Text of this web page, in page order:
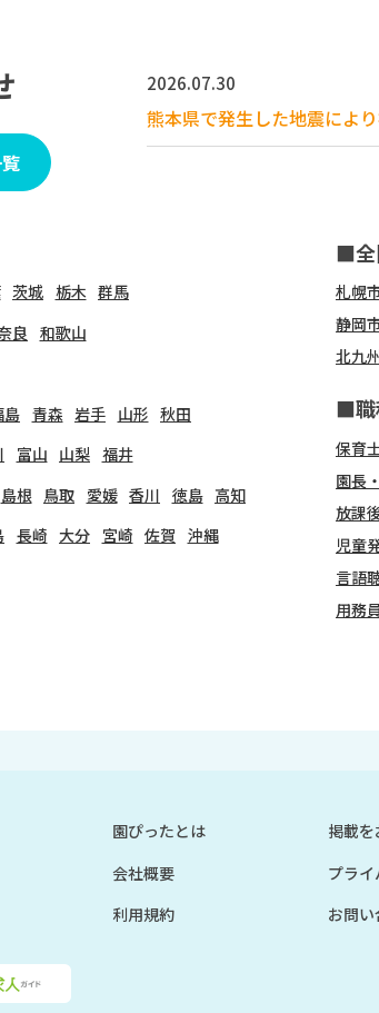
2026.07.30
熊本県で発生した地震によ
茨城 栃木 群馬
良 和歌山
島 青森 岩手 山形 秋田
富山 山梨 福井
島根 鳥取 愛媛 香川 徳島 高知
長崎 大分 宮崎 佐賀 沖縄
■全
札幌
静岡
北九
■職
保育
園長
放課
児童
言語
用務
園ぴったとは
掲載
会社概要
プラ
利用規約
お問